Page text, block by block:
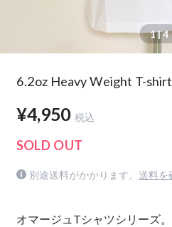
1| 4
6.2oz Heavy Weight T-
¥4,950 税込
SOLD OUT
別途送料がかかります。 送料を
オマージュTシャツシリーズ